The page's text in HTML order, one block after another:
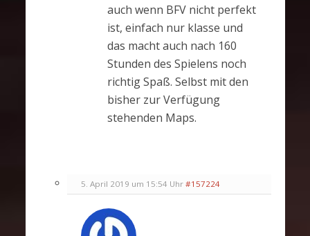
auch wenn BFV nicht perfekt
ist, einfach nur klasse und
das macht auch nach 160
Stunden des Spielens noch
richtig Spaß. Selbst mit den
bisher zur Verfügung
stehenden Maps.
5. April 2019 um 15:54 Uhr #157224